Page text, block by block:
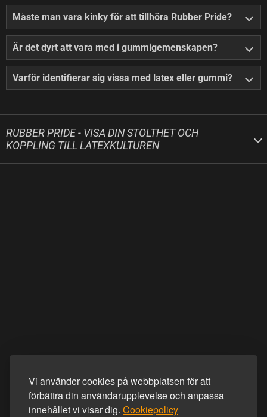
Vi använder cookies på webbplatsen för att
förbättra din användarupplevelse och anpassa
innehållet vi visar dig. Cookiepolicy
Måste man vara kinky för att tillhöra Rubber Pride?
Är det dyrt att vara med i gummigemenskapen?
Varför identifierar sig vissa med latex eller gummi?
RUBBER PRIDE - VISA DIN STOLTHET OCH
KOPPLING TILL LATEXKULTUREN